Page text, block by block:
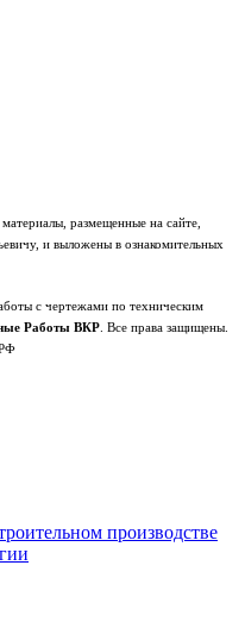
размещенные на сайте,
и выложены в ознакомительных
с чертежами по техническим
Работы ВКР. Все права защищены.
производстве